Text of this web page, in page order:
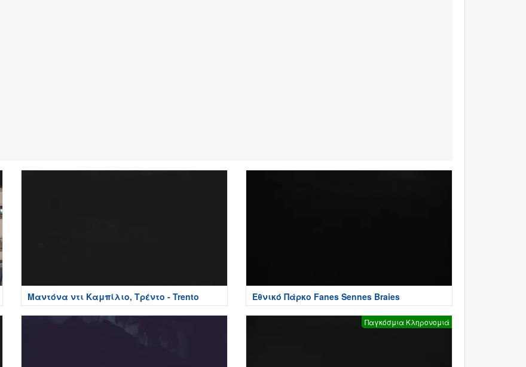
Μαντόνα ντι Καμπίλιο, Τρέντο - Trento Εθνικό Πάρκο Fanes Sennes Braies
Παγκόσμια Κληρονομιά